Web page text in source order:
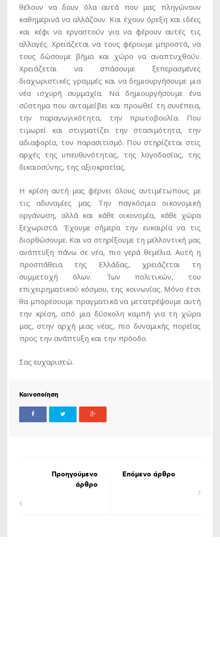
θέλουν να δουν όλα αυτά που μας πληγώνουν
καθημερινά να αλλάζουν. Και έχουν όρεξη και ιδέες
και κέφι να εργαστούν για να φέρουν αυτές τις
αλλαγές. Χρειάζεται να τους φέρουμε μπροστά, να
τους δώσουμε βήμα και χώρο να αναπτυχθούν.
Χρειάζεται να σπάσουμε ξεπερασμένες
διαχωριστικές γραμμές και να δημιουργήσουμε μια
νέα ισχυρή συμμαχία. Να δημιουργήσουμε ένα
σύστημα που ανταμείβει και προωθεί τη συνέπεια,
την παραγωγικότητα, την πρωτοβουλία. Που
τιμωρεί και στιγματίζει την στασιμότητα, την
αδιαφορία, τον παρασιτισμό. Που στηρίζεται στις
αρχές της υπευθυνότητας, της λογοδοσίας, της
δικαιοσύνης, της αξιοκρατίας.
Η κρίση αυτή μας φέρνει όλους αντιμέτωπους με
τις αδυναμίες μας. Την παγκόσμια οικονομική
οργάνωση, αλλά και κάθε οικονομία, κάθε χώρα
ξεχωριστά. Έχουμε σήμερα την ευκαιρία να τις
διορθώσουμε. Και να στηρίξουμε τη μελλοντική μας
ανάπτυξη πάνω σε νέα, πιο γερά θεμέλια. Αυτή η
προσπάθεια της Ελλάδας, χρειάζεται τη
συμμετοχή όλων. Των πολιτικών, του
επιχειρηματικού κόσμου, της κοινωνίας. Μόνο έτσι
θα μπορέσουμε πραγματικά να μετατρέψουμε αυτή
την κρίση, από μια δύσκολη καμπή για τη χώρα
μας, στην αρχή μιας νέας, πιο δυναμικής πορείας
προς την ανάπτυξη και την πρόοδο.
Σας ευχαριστώ.
Κοινοποίηση
Προηγούμενο
άρθρο
Επόμενο άρθρο